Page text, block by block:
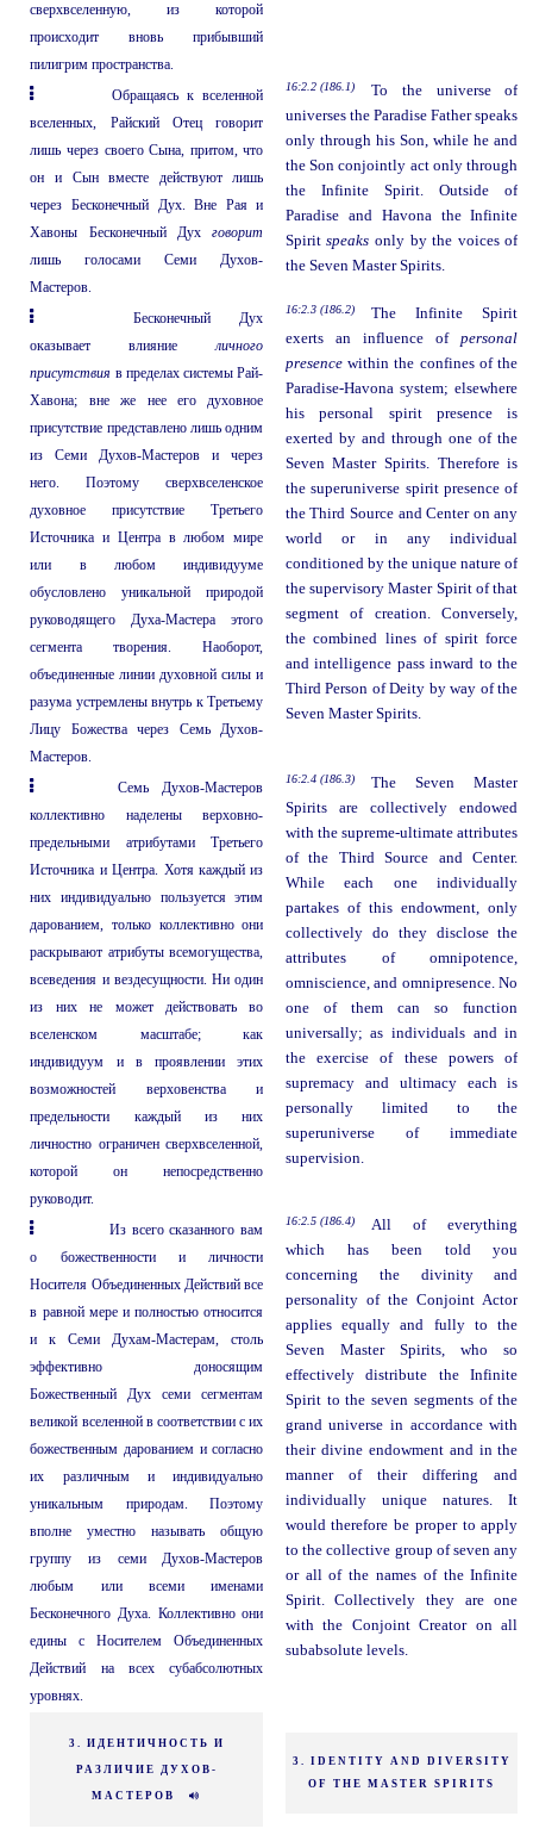
сверхвселенную, из которой
происходит вновь прибывший
пилигрим пространства.
Обращаясь к вселенной
вселенных, Райский Отец говорит
лишь через своего Сына, притом, что
он и Сын вместе действуют лишь
через Бесконечный Дух. Вне Рая и
Хавоны Бесконечный Духговорит
лишь голосами Семи Духов-
Мастеров.
16:2.2 (186.1)
To the universe of
universes the Paradise Father speaks
only through his Son, while he and
the Son conjointly act only through
the Infinite Spirit. Outside of
Paradise and Havona the Infinite
Spiritspeaks only by the voices of
the Seven Master Spirits.
Бесконечный Дух
оказывает влияниеличного
присутствия в пределах системы Рай-
Хавона; вне же нее его духовное
присутствие представлено лишь одним
из Семи Духов-Мастеров и через
него. Поэтому сверхвселенское
духовное присутствие Третьего
Источника и Центра в любом мире
или в любом индивидууме
обусловлено уникальной природой
руководящего Духа-Мастера этого
сегмента творения. Наоборот,
объединенные линии духовной силы и
разума устремлены внутрь к Третьему
Лицу Божества через Семь Духов-
Мастеров.
16:2.3 (186.2)
The Infinite Spirit
exerts an influence ofpersonal
presencewithin the confines of the
Paradise-Havona system; elsewhere
his personal spirit presence is
exerted by and through one of the
Seven Master Spirits. Therefore is
the superuniverse spirit presence of
the Third Source and Center on any
world or in any individual
conditioned by the unique nature of
the supervisory Master Spirit of that
segment of creation. Conversely,
the combined lines of spirit force
and intelligence pass inward to the
Third Person of Deity by way of the
Seven Master Spirits.
Семь Духов-Мастеров
коллективно наделены верховно-
предельными атрибутами Третьего
Источника и Центра. Хотя каждый из
них индивидуально пользуется этим
дарованием, только коллективно они
раскрывают атрибуты всемогущества,
всеведения и вездесущности. Ни один
из них не может действовать во
вселенском масштабе; как
индивидуум и в проявлении этих
возможностей верховенства и
предельности каждый из них
личностно ограничен сверхвселенной,
которой он непосредственно
руководит.
16:2.4 (186.3)
The Seven Master
Spirits are collectively endowed
with the supreme-ultimate attributes
of the Third Source and Center.
While each one individually
partakes of this endowment, only
collectively do they disclose the
attributes of omnipotence,
omniscience, and omnipresence. No
one of them can so function
universally; as individuals and in
the exercise of these powers of
supremacy and ultimacy each is
personally limited to the
superuniverse of immediate
supervision.
Из всего сказанного вам
о божественности и личности
Носителя Объединенных Действий все
в равной мере и полностью относится
и к Семи Духам-Мастерам, столь
эффективно доносящим
Божественный Дух семи сегментам
великой вселенной в соответствии с их
божественным дарованием и согласно
их различным и индивидуально
уникальным природам. Поэтому
вполне уместно называть общую
группу из семи Духов-Мастеров
любым или всеми именами
Бесконечного Духа. Коллективно они
едины с Носителем Объединенных
Действий на всех субабсолютных
уровнях.
16:2.5 (186.4)
All of everything
which has been told you
concerning the divinity and
personality of the Conjoint Actor
applies equally and fully to the
Seven Master Spirits, who so
effectively distribute the Infinite
Spirit to the seven segments of the
grand universe in accordance with
their divine endowment and in the
manner of their differing and
individually unique natures. It
would therefore be proper to apply
to the collective group of seven any
or all of the names of the Infinite
Spirit. Collectively they are one
with the Conjoint Creator on all
subabsolute levels.
3. ИДЕНТИЧНОСТЬ И
РАЗЛИЧИЕ ДУХОВ-
МАСТЕРОВ
3. IDENTITY AND DIVERSITY
OF THE MASTER SPIRITS